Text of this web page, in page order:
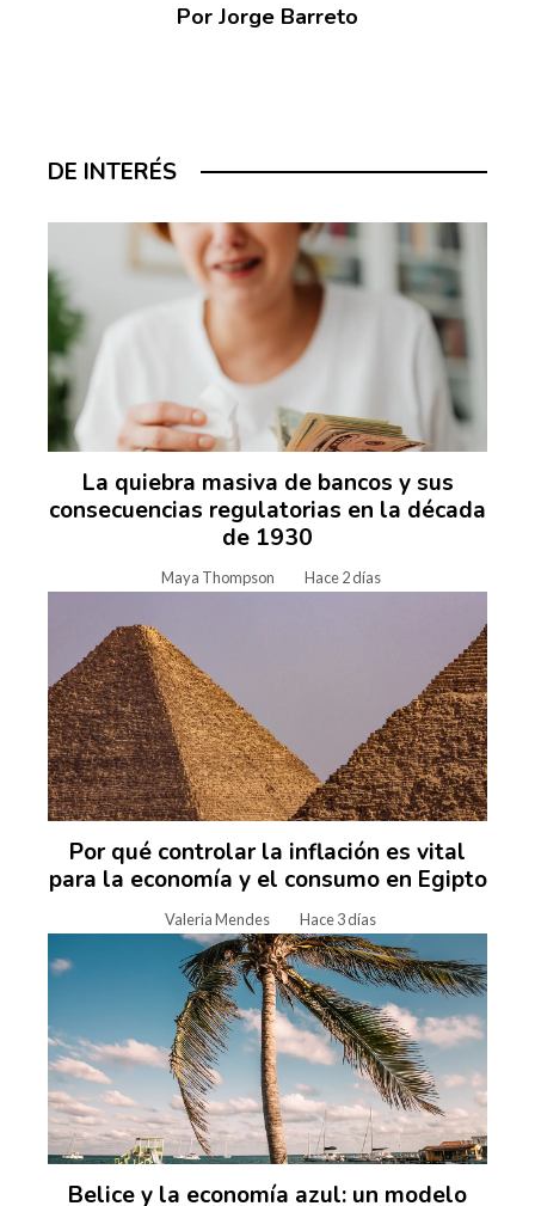
Por Jorge Barreto
DE INTERÉS
La quiebra masiva de bancos y sus
consecuencias regulatorias en la década
de 1930
Maya Thompson Hace 2 días
Por qué controlar la inflación es vital
para la economía y el consumo en Egipto
Valeria Mendes Hace 3 días
Belice y la economía azul: un modelo